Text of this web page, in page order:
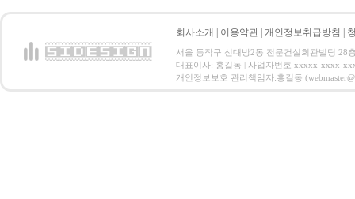
회사소개 이용약관 개인정보취급방침
서울 동작구 신대방2동 전문건설회관빌딩 28
대표이사: 홍길동 | 사업자번호 xxxxx-xxxx-
개인정보보호 관리책임자:홍길동